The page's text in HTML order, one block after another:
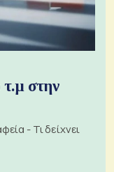
τ.μ στην
- Τι δείχνει